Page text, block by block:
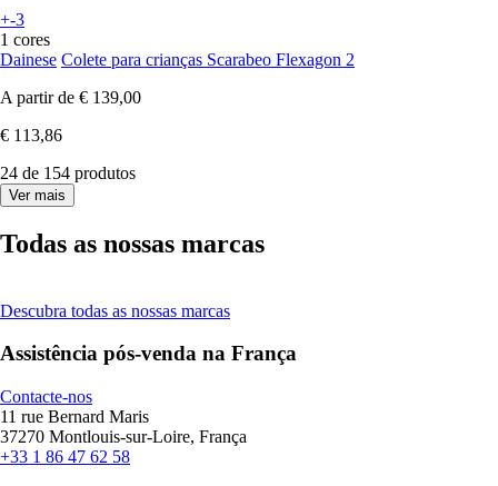
+-3
1 cores
Dainese Colete para crianças Scarabeo Flexagon 2
A partir de € 139,00
€ 113,86
24 de 154 produtos
Ver mais
Todas as nossas marcas
Descubra todas as nossas marcas
Assistência pós-venda na França
Contacte-nos
11 rue Bernard Maris
37270 Montlouis-sur-Loire, França
+33 1 86 47 62 58